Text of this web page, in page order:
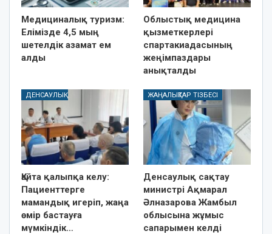
Медициналық туризм:
Елімізде 4,5 мың
шетелдік азамат ем
алды
Облыстық медицина
қызметкерлері
спартакиадасының
жеңімпаздары
анықталды
ДЕНСАУЛЫҚ
Қайта қалыпқа келу:
Пациенттерге
мамандық игеріп, жаңа
өмір бастауға
мүмкіндік…
ЖАҢАЛЫҚТАР ТІЗБЕСІ
Денсаулық сақтау
министрі Ақмарал
Әлназарова Жамбыл
облысына жұмыс
сапарымен келді